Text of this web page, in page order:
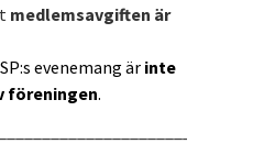
medlemsavgiften är
evenemang är inte
föreningen.